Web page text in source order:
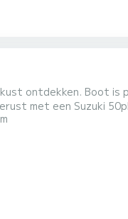
ontdekken. Boot is
met een Suzuki
voor verhuur